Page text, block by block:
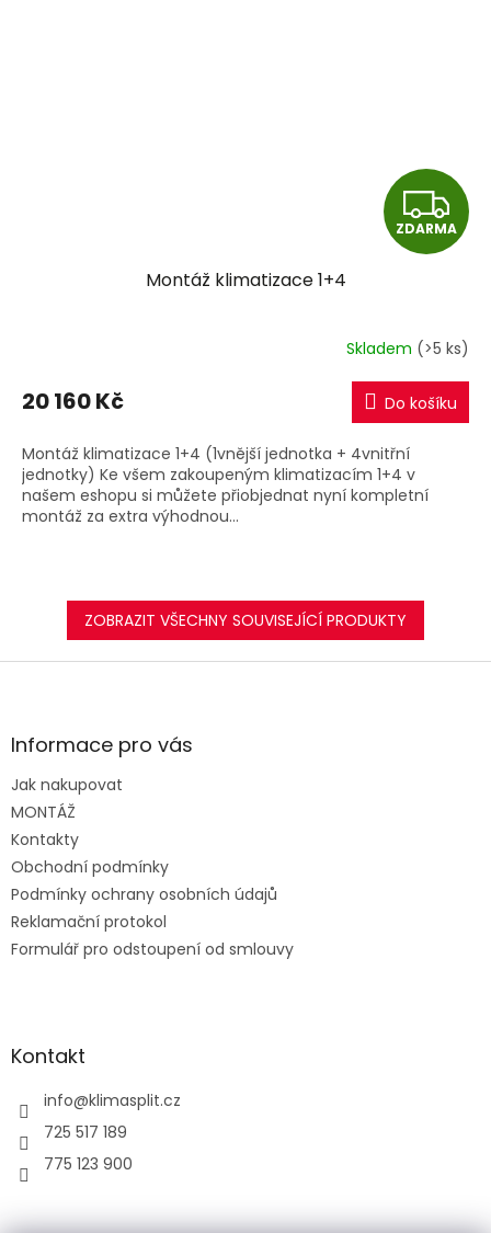
Z
D
R
M
A
ZDARMA
Montáž klimatizace 1+4
Skladem (>5 ks)
20 160 Kč Do košíku
Montáž klimatizace 1+4 (1vnější jednotka + 4vnitřní
jednotky) Ke všem zakoupeným klimatizacím 1+4 v
našem eshopu si můžete přiobjednat nyní kompletní
montáž za extra výhodnou...
ZOBRAZIT VŠECHNY SOUVISEJÍCÍ PRODUKTY
Z
aInformace pro vás
Jak nakupovat
MONTÁŽ
Kontakty
Obchodní podmínky
Podmínky ochrany osobních údajů
Reklamační protokol
Formulář pro odstoupení od smlouvy
Kontakt
info@klimasplit.cz
725 517 189
775 123 900